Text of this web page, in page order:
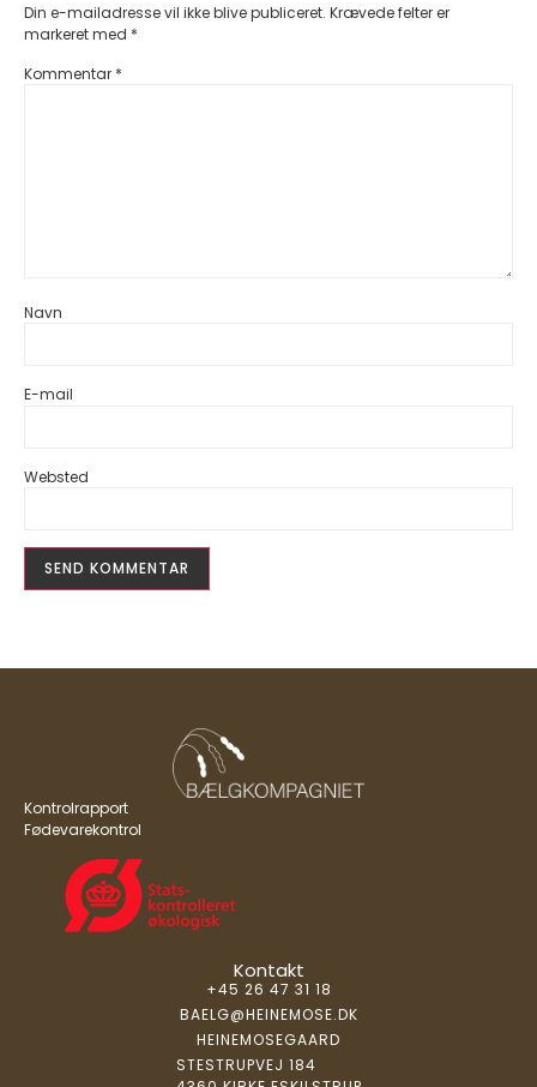
Din e-mailadresse vil ikke blive publiceret. Krævede felter er
markeret med *
Kommentar *
Navn
E-mail
Websted
Kontrolrapport
Fødevarekontrol
Kontakt
+45 26 47 31 18
BAELG@HEINEMOSE.DK
HEINEMOSEGAARD
STESTRUPVEJ 184